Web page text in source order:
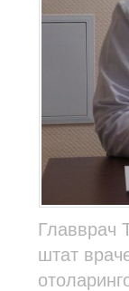
Главврач
штат